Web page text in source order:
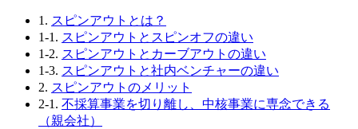
1. スピンアウトとは？
1-1. スピンアウトとスピンオフの違い
1-2. スピンアウトとカーブアウトの違い
1-3. スピンアウトと社内ベンチャーの違い
2. スピンアウトのメリット
2-1. 不採算事業を切り離し、中核事業に専念できる
（親会社）